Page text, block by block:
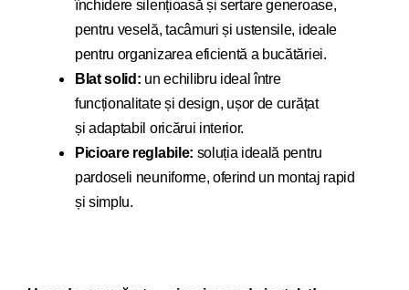
închidere silențioasă și sertare generoase,
pentru veselă, tacâmuri și ustensile, ideale
pentru organizarea eficientă a bucătăriei.
Blat solid: un echilibru ideal între
funcționalitate și design, ușor de curățat
și adaptabil oricărui interior.
Picioare reglabile: soluția ideală pentru
pardoseli neuniforme, oferind un montaj rapid
și simplu.